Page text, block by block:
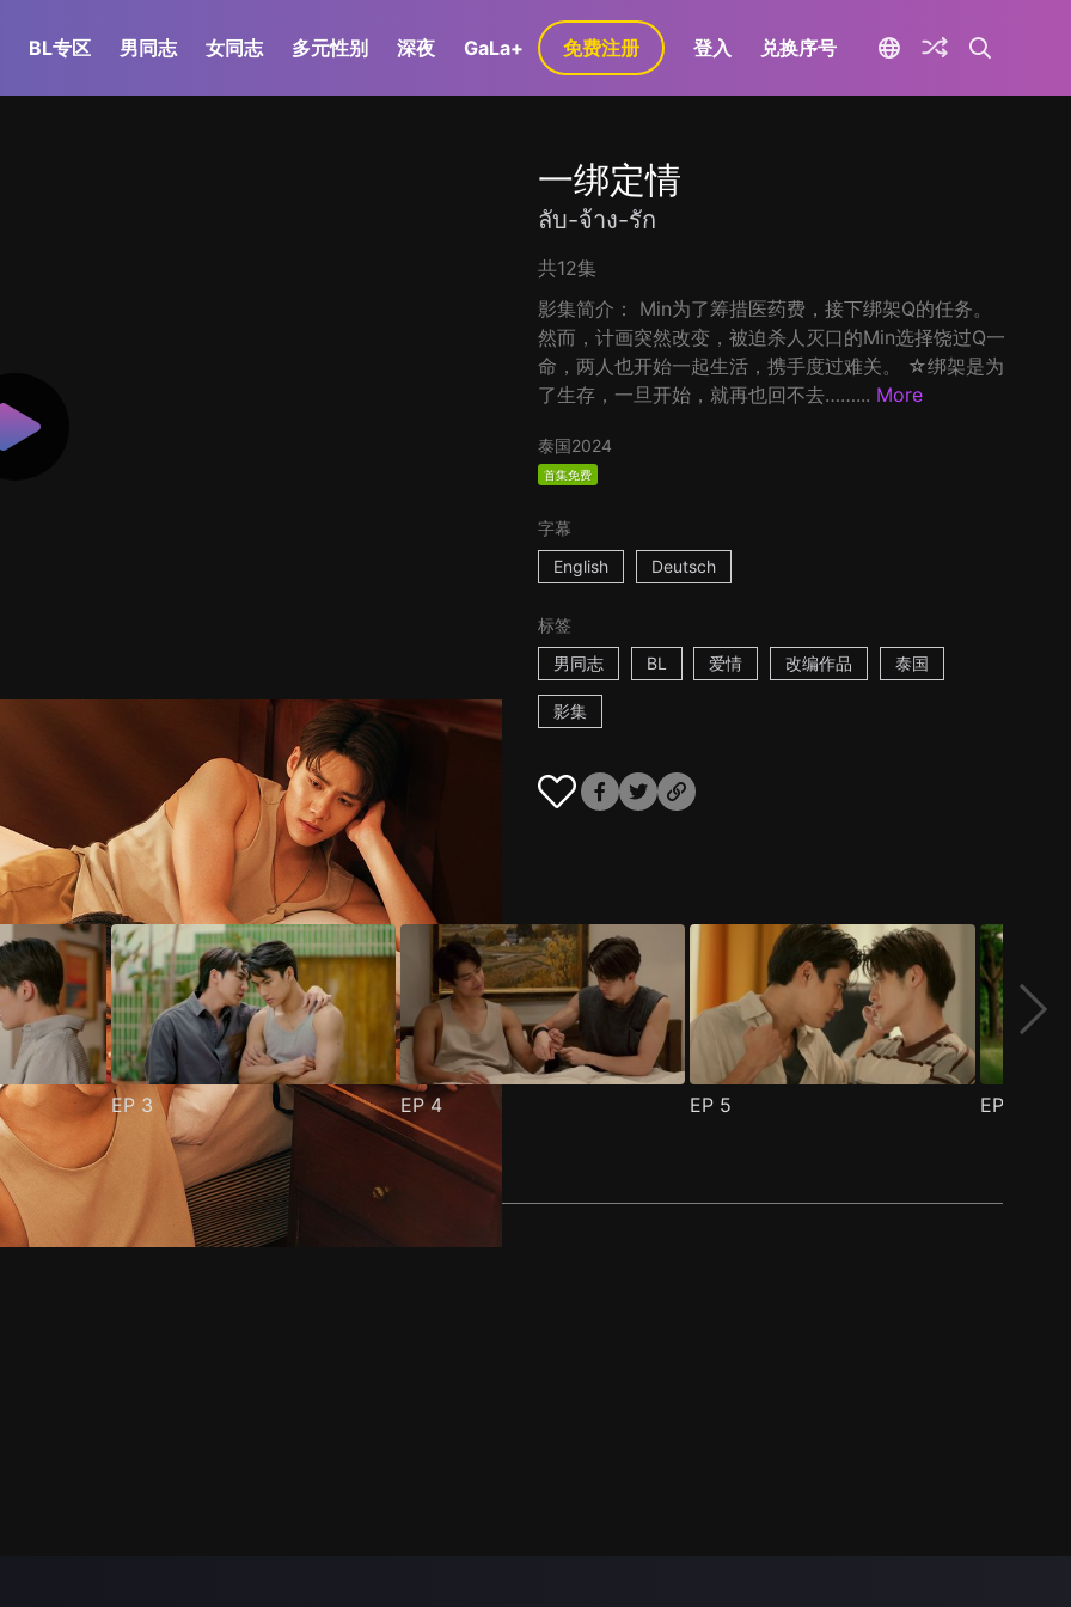
BL专区 男同志 女同志 多元性别 深夜 GaLa+ 免费注册 登入 兑换序号
一绑定情
ลับ-จ้าง-รัก
共12集
影集简介： Min为了筹措医药费，接下绑架Q的任务。
然而，计画突然改变，被迫杀人灭口的Min选择饶过Q一
命，两人也开始一起生活，携手度过难关。 ☆绑架是为
了生存，一旦开始，就再也回不去……... More
泰国2024
首集免费
字幕
English
Deutsch
标签
男同志
BL 爱情 改编作品 泰国
影集
EP 3 EP4 EP 5 EP